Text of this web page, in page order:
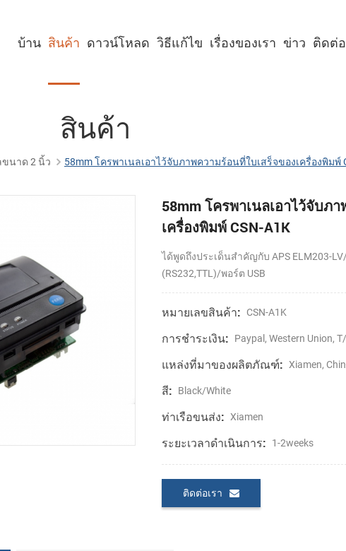
บ้าน สินค้า ดาวน์โหลด วิธีแก้ไข เรื่องของเรา ข่าว ติดต่
สินค้า
ขนาด 2 นิ้ว 58mm โครพาเนลเอาไว้จับภาพความร้อนที่ใบเสร็จของเครื่องพิมพ์
58mm โครพาเนลเอาไว้จับภ
เครื่องพิมพ์ CSN-A1K
ได้พูดถึงประเด็นสำคัญกับ APS ELM203-
(RS232,TTL)/พอร์ต USB
หมายเลขสินค้า: CSN-A1K
การชำระเงิน: Paypal, Western Union,
แหล่งที่มาของผลิตภัณฑ์: Xiamen,
สี: Black/White
ท่าเรือขนส่ง: Xiamen
ระยะเวลาดำเนินการ: 1-2weeks
ติดต่อเรา